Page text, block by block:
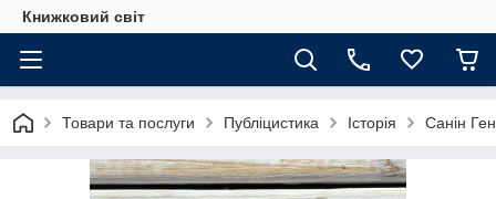
Книжковий світ
Товари та послуги Публіцистика Історія Санін